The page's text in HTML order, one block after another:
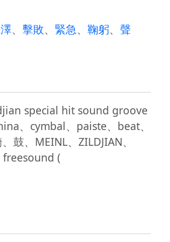
、 擊敗、 緊急、 鞠躬、 聲
special hit sound groove
、cymbal、paiste、beat、
、MEINL、ZILDJIAN、
freesound (